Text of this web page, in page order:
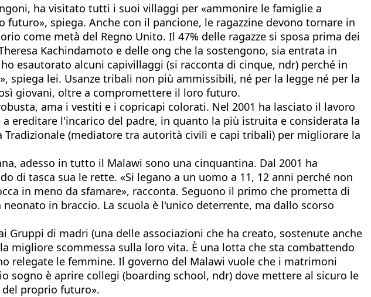
ha visitato tutti i suoi villaggi per «ammonire le famiglie a
spiega. Anche con il pancione, le ragazzine devono tornare in
come metà del Regno Unito. Il 47% delle ragazze si sposa prima dei
Kachindamoto e delle ong che la sostengono, sia entrata in
esautorato alcuni capivillaggi (si racconta di cinque, ndr) perché in
spiega lei. Usanze tribali non più ammissibili, né per la legge né per la
giovani, oltre a compromettere il loro futuro.
ama i vestiti e i copricapi colorati. Nel 2001 ha lasciato il lavoro
ereditare l'incarico del padre, in quanto la più istruita e considerata la
(mediatore tra autorità civili e capi tribali) per migliorare la
adesso in tutto il Malawi sono una cinquantina. Dal 2001 ha
di tasca sua le rette. «Si legano a un uomo a 11, 12 anni perché non
in meno da sfamare», racconta. Seguono il primo che prometta di
in braccio. La scuola è l'unico deterrente, ma dallo scorso
di madri (una delle associazioni che ha creato, sostenute anche
migliore scommessa sulla loro vita. È una lotta che sta combattendo
relegate le femmine. Il governo del Malawi vuole che i matrimoni
sogno è aprire collegi (boarding school, ndr) dove mettere al sicuro le
proprio futuro».